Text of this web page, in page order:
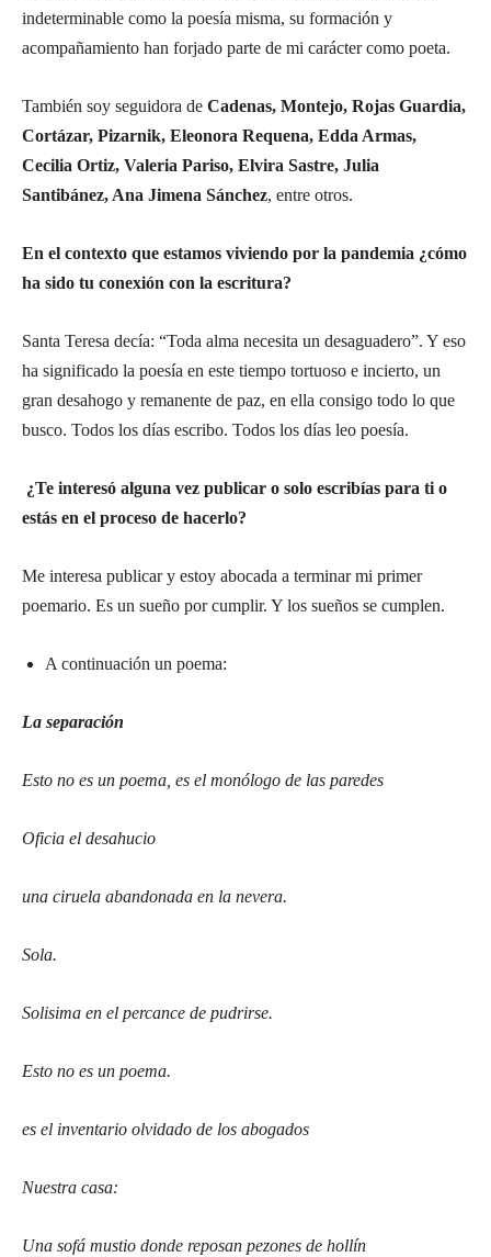
indeterminable como la poesía misma, su formación y
acompañamiento han forjado parte de mi carácter como poeta.
También soy seguidora de Cadenas, Montejo, Rojas Guardia,
Cortázar, Pizarnik, Eleonora Requena, Edda Armas,
Cecilia Ortiz, Valeria Pariso, Elvira Sastre, Julia
Santibánez, Ana Jimena Sánchez, entre otros.
En el contexto que estamos viviendo por la pandemia ¿cómo
ha sido tu conexión con la escritura?
Santa Teresa decía: “Toda alma necesita un desaguadero”. Y eso
ha significado la poesía en este tiempo tortuoso e incierto, un
gran desahogo y remanente de paz, en ella consigo todo lo que
busco. Todos los días escribo. Todos los días leo poesía.
¿Te interesó alguna vez publicar o solo escribías para ti o
estás en el proceso de hacerlo?
Me interesa publicar y estoy abocada a terminar mi primer
poemario. Es un sueño por cumplir. Y los sueños se cumplen.
A continuación un poema:
La separación
Esto no es un poema, es el monólogo de las paredes
Oficia el desahucio
una ciruela abandonada en la nevera.
Sola.
Solisima en el percance de pudrirse.
Esto no es un poema.
es el inventario olvidado de los abogados
Nuestra casa:
Una sofá mustio donde reposan pezones de hollín